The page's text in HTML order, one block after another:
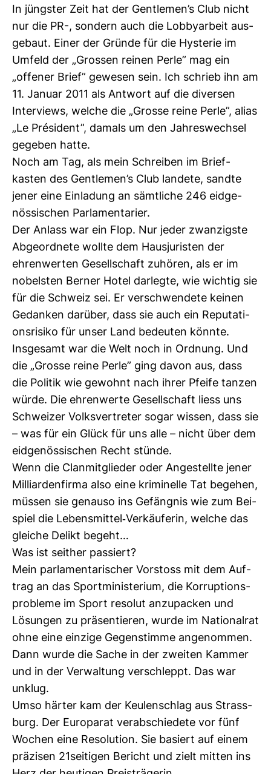
In jüngster Zeit hat der Gen­tlemen’s Club nicht
nur die PR-, son­dern auch die Lob­by­ar­beit aus­
ge­baut. Einer der Gründe für die Hys­terie im
Umfeld der „Grossen reinen Perle” mag ein
„offener Brief” gewesen sein. Ich schrieb ihn am
11. Januar 2011 als Ant­wort auf die diversen
Inter­views, welche die „Grosse reine Perle”, alias
„Le Président”, damals um den Jah­res­wechsel
gegeben hatte.
Noch am Tag, als mein Schreiben im Brief­
kasten des Gen­tlemen’s Club lan­dete, sandte
jener eine Ein­la­dung an sämt­liche 246 eid­ge­
nös­si­schen Par­la­men­ta­rier.
Der Anlass war ein Flop. Nur jeder zwan­zigste
Abge­ord­nete wollte dem Haus­ju­risten der
ehren­werten Gesell­schaft zuhören, als er im
nobelsten Berner Hotel dar­legte, wie wichtig sie
für die Schweiz sei. Er ver­schwen­dete keinen
Gedanken dar­über, dass sie auch ein Repu­ta­ti­
ons­ri­siko für unser Land bedeuten könnte.
Ins­ge­samt war die Welt noch in Ord­nung. Und
die „Grosse reine Perle” ging davon aus, dass
die Politik wie gewohnt nach ihrer Pfeife tanzen
würde. Die ehren­werte Gesell­schaft liess uns
Schweizer Volks­ver­treter sogar wissen, dass sie
– was für ein Glück für uns alle – nicht über dem
eid­ge­nös­si­schen Recht stünde.
Wenn die Clan­mit­glieder oder Ange­stellte jener
Mil­li­ar­den­firma also eine kri­mi­nelle Tat begehen,
müssen sie genauso ins Gefängnis wie zum Bei­
spiel die Lebens­mittel-​Ver­käu­ferin, welche das
gleiche Delikt begeht…
Was ist seither pas­siert?
Mein par­la­men­ta­ri­scher Vor­stoss mit dem Auf­
trag an das Sport­mi­nis­te­rium, die Kor­rup­ti­ons­
pro­bleme im Sport resolut anzu­pa­cken und
Lösungen zu prä­sen­tieren, wurde im Natio­nalrat
ohne eine ein­zige Gegen­stimme ange­nommen.
Dann wurde die Sache in der zweiten Kammer
und in der Ver­wal­tung ver­schleppt. Das war
unklug.
Umso härter kam der Keu­len­schlag aus Strass­
burg. Der Euro­parat ver­ab­schie­dete vor fünf
Wochen eine Reso­lu­tion. Sie basiert auf einem
prä­zisen 21sei­tigen Bericht und zielt mitten ins